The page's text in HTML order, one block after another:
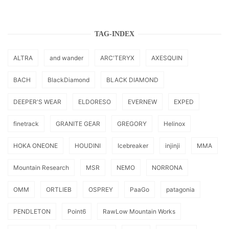
TAG-INDEX
ALTRA and wander ARC'TERYX AXESQUIN
BACH BlackDiamond BLACK DIAMOND
DEEPER'S WEAR ELDORESO EVERNEW EXPED
finetrack GRANITE GEAR GREGORY Helinox
HOKA ONEONE HOUDINI Icebreaker injinji MMA
Mountain Research MSR NEMO NORRONA
OMM ORTLIEB OSPREY PaaGo patagonia
PENDLETON Point6 RawLow Mountain Works